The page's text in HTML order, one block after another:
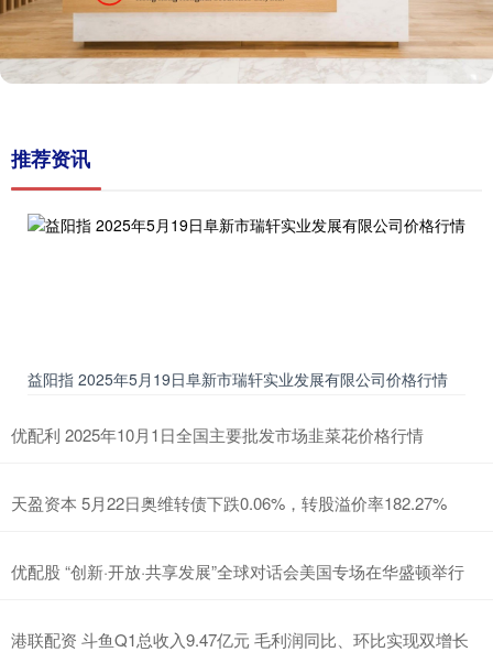
推荐资讯
益阳指 2025年5月19日阜新市瑞轩实业发展有限公司价格行情
优配利 2025年10月1日全国主要批发市场韭菜花价格行情
天盈资本 5月22日奥维转债下跌0.06%，转股溢价率182.27%
优配股 “创新·开放·共享发展”全球对话会美国专场在华盛顿举行
港联配资 斗鱼Q1总收入9.47亿元 毛利润同比、环比实现双增长